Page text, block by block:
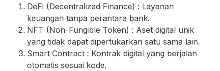
DeFi (Decentralized Finance) : Layanan
keuangan tanpa perantara bank.
NFT (Non-Fungible Token) : Aset digital unik
yang tidak dapat dipertukarkan satu sama lain.
Smart Contract : Kontrak digital yang berjalan
otomatis sesuai kode.